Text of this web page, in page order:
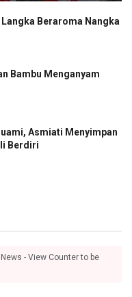
Beraroma Nangka
Bambu Menganyam
Asmiati Menyimpan
Berdiri
- View Counter to be